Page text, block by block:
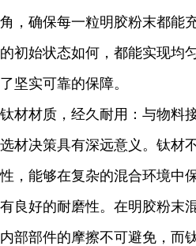
角，确保每一粒明胶粉末都能
的初始状态如何，都能实现均
了坚实可靠的保障。
钛材材质，经久耐用：与物料
选材决策具有深远意义。钛材
性，能够在复杂的混合环境中
有良好的耐磨性。在明胶粉末
内部部件的摩擦不可避免，而